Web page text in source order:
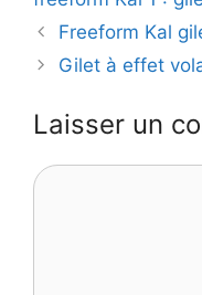
Freeform Kal
Gilet à effet
Laisser un
Commentaire